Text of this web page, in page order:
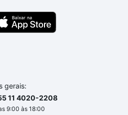
gerais:
11 4020-2208
9:00 às 18:00